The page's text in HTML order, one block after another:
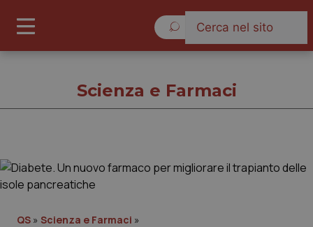
Scienza e Farmaci
QS » Scienza e Farmaci »